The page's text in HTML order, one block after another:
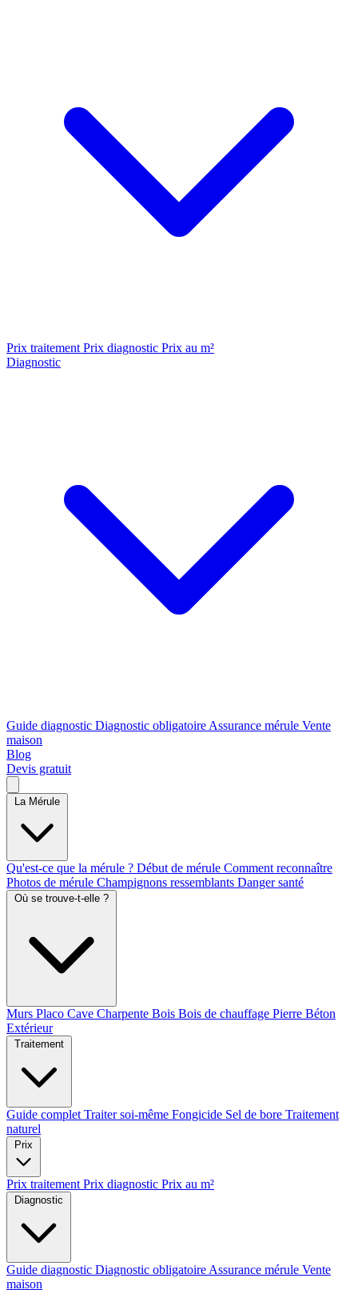
Prix traitement Prix diagnostic Prix au m²
Diagnostic
Guide diagnostic Diagnostic obligatoire Assurance mérule Vente
maison
Blog
Devis gratuit
Qu'est-ce que la mérule ? Début de mérule Comment reconnaître
Photos de mérule Champignons ressemblants Danger santé
Murs Placo Cave Charpente Bois Bois de chauffage Pierre Béton
Extérieur
Guide complet Traiter soi-même Fongicide Sel de bore Traitement
naturel
Prix traitement Prix diagnostic Prix au m²
Guide diagnostic Diagnostic obligatoire Assurance mérule Vente
maison